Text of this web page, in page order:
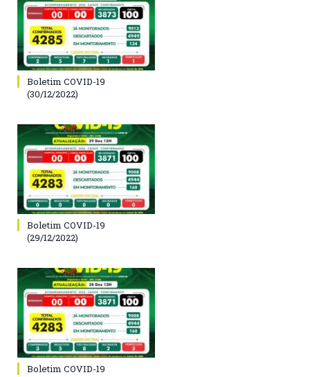
Boletim COVID-19
(30/12/2022)
Boletim COVID-19
(29/12/2022)
Boletim COVID-19